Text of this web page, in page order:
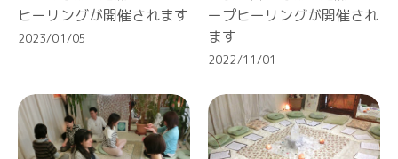
ヒーリングが開催されます
2023/01/05
ープヒーリングが開催され
ます
2022/11/01